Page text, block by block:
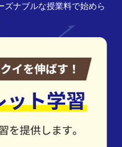
ズナブルな授業料で始めら